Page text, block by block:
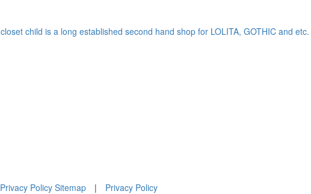
closet child is a long established second hand shop for LOLITA, GOTHIC and etc.
Privacy Policy Sitemap | Privacy Policy